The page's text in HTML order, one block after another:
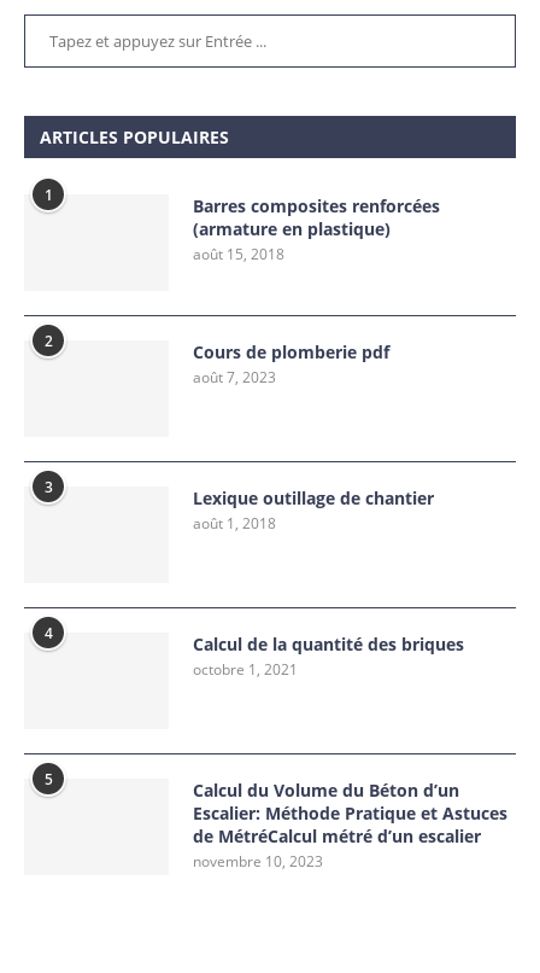
ARTICLES POPULAIRES
1
Barres composites renforcées
(armature en plastique)
août 15, 2018
2 Cours de plomberie pdf
août 7, 2023
3 Lexique outillage de chantier
août 1, 2018
4 Calcul de la quantité des briques
octobre 1, 2021
5
Calcul du Volume du Béton d’un
Escalier: Méthode Pratique et Astuces
de MétréCalcul métré d’un escalier
novembre 10, 2023